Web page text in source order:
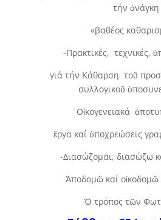
τήν ἀνάγκη
«βαθέος
-Πρακτικές, τεχνικές,
γιά τήν Κάθαρση τοῦ
συλλογικοῦ
Οἰκογενειακά
ἔργα καί ὑποχρεώσεις
-Διασώζομαι, διασώζω
Ἀποδομῶ καί
Ὁ τρόπος τῶν